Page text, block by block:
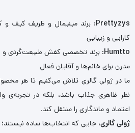
Prettyzys: برند مینیمال و ظریف کیف و
کارایی و زیبایی
Humtto: برند تخصصی کفش طبیعت‌گردی و
مدرن برای خانم‌ها و آقایان فعال
ما در ژولی گالری تلاش می‌کنیم تا هر
نظر ظاهری جذاب باشد، بلکه در تجربه‌ی
اعتماد و ماندگاری را منتقل کند.
ژولی گالری، جایی که انتخاب‌ها ساده